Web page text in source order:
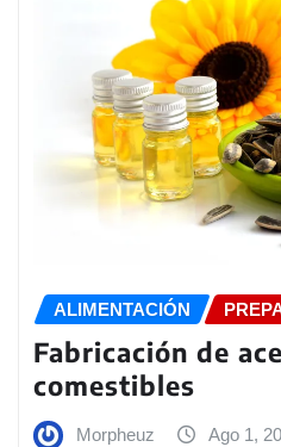
ALIMENTACIÓN
Fabricación de
comestibles
Morpheuz Ago 1,